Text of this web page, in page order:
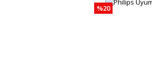
%20